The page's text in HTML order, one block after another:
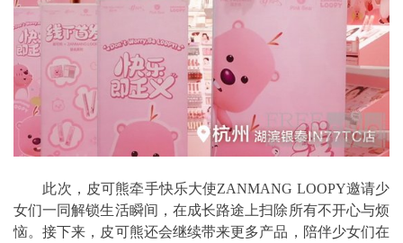
此次，皮可熊牵手快乐大使ZANMANG LOOPY邀请少
女们一同解锁生活瞬间，在成长路途上扫除所有不开心与烦
恼。接下来，皮可熊还会继续带来更多产品，陪伴少女们在